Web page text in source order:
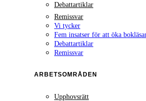
Debattartiklar
Remissvar
Vi tycker
Fem insatser för att öka
Debattartiklar
Remissvar
ARBETSOMRÅDEN
Upphovsrätt